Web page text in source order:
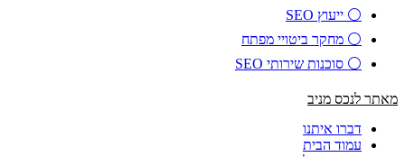
⚪ ייעוץ SEO
⚪ מחקר ביטויי מפתח
⚪ סוכנות שירותי SEO
מאתר לנכס מניב
דברו איתנו
עמוד הבית